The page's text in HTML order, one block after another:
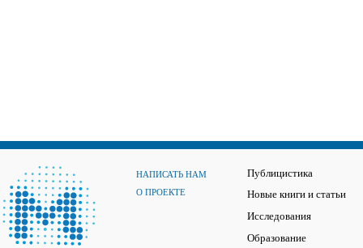
НАПИСАТЬ НАМ
О ПРОЕКТЕ
Публицистика
Новые книги и статьи
Исследования
Образование